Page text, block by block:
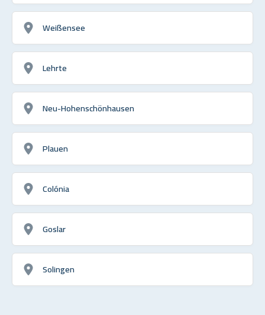
Weißensee
Lehrte
Neu-Hohenschönhausen
Plauen
Colónia
Goslar
Solingen